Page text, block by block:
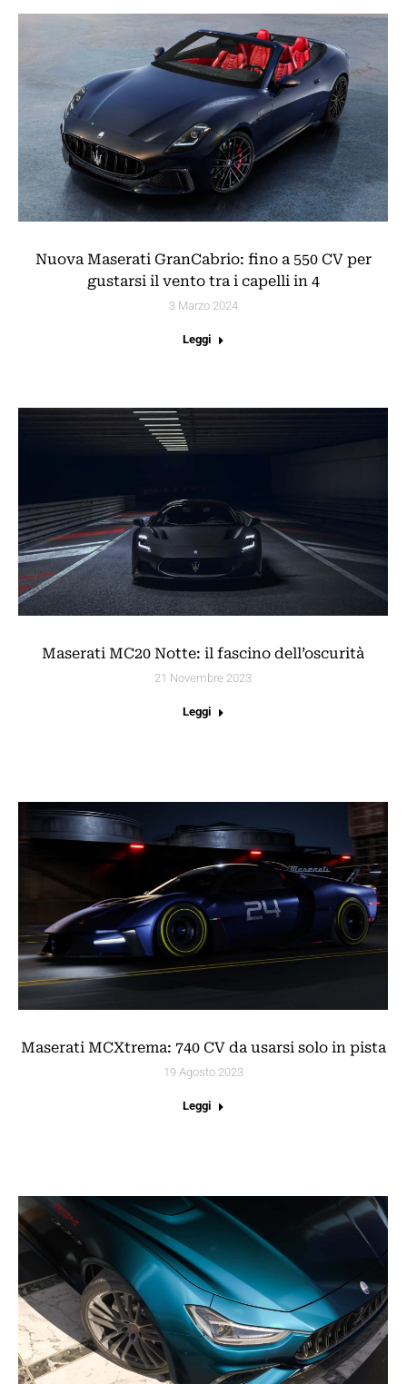
Nuova Maserati GranCabrio: fino a 550 CV per
gustarsi il vento tra i capelli in 4
3 Marzo 2024
Leggi
Maserati MC20 Notte: il fascino dell’oscurità
21 Novembre 2023
Leggi
Maserati MCXtrema: 740 CV da usarsi solo in pista
19 Agosto 2023
Leggi